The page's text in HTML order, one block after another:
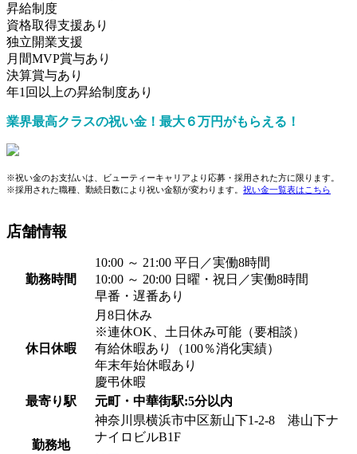
昇給制度
資格取得支援あり
独立開業支援
月間MVP賞与あり
決算賞与あり
年1回以上の昇給制度あり
業界最高クラスの祝い金！最大６万円がもらえる！
※祝い金のお支払いは、ビューティーキャリアより応募・採用された方に限ります。
※採用された職種、勤続日数により祝い金額が変わります。 祝い金一覧表はこちら
店舗情報
勤務時間
10:00 ～ 21:00 平日／実働8時間
10:00 ～ 20:00 日曜・祝日／実働8時間
早番・遅番あり
休日休暇
月8日休み
※連休OK、土日休み可能（要相談）
有給休暇あり（100％消化実績）
年末年始休暇あり
慶弔休暇
最寄り駅
元町・中華街駅:5分以内
勤務地
神奈川県横浜市中区新山下1-2-8 港山下ナ
ナイロビルB1F